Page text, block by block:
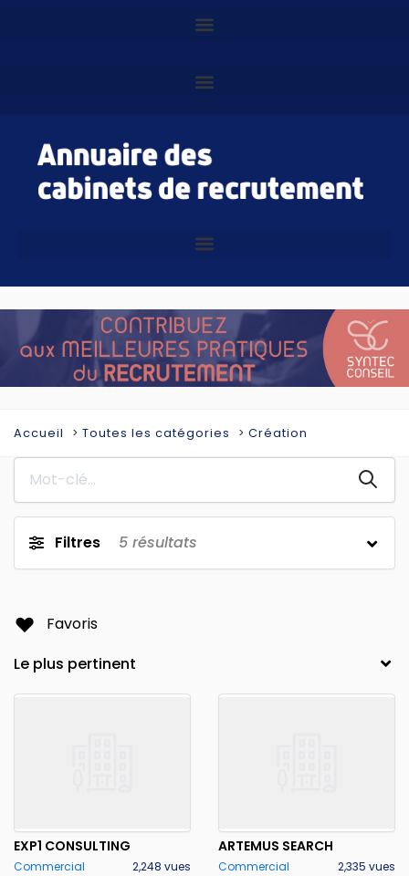
Accueil Toutes les catégories Création
Filtres 5 résultats
Favoris
EXP1 CONSULTING
Commercial 2,248 vues
ARTEMUS SEARCH
Commercial 2,335 vues